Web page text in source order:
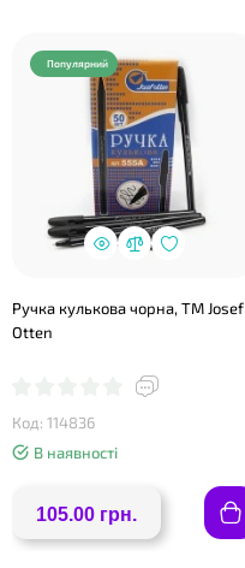
Популярний
Ручка кулькова чорна, ТМ Josef
Otten
Код: 114836
В наявності
105.00 грн.